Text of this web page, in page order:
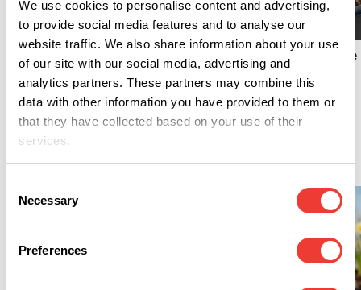
We use cookies to personalise content and advertising,
to provide social media features and to analyse our
website traffic. We also share information about your use
of our site with our social media, advertising and
analytics partners. These partners may combine this
data with other information you have provided to them or
that they have collected based on your use of their
services.
Selection
Necessary
Preferences
Sinergia Avanzata:
Ottimizzare Clima Indoor
e Illuminazione con la CO₂
C
Guida per pianificare
tua coltivazione di
cannabis
Semi